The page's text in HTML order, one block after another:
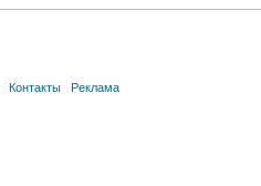
Контакты Реклама